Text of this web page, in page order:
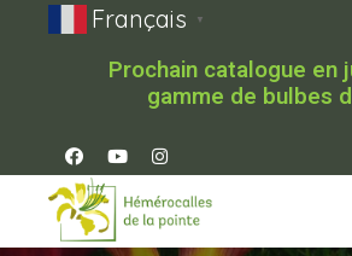
Français ▼
Prochain catalogue en
gamme de bulbes